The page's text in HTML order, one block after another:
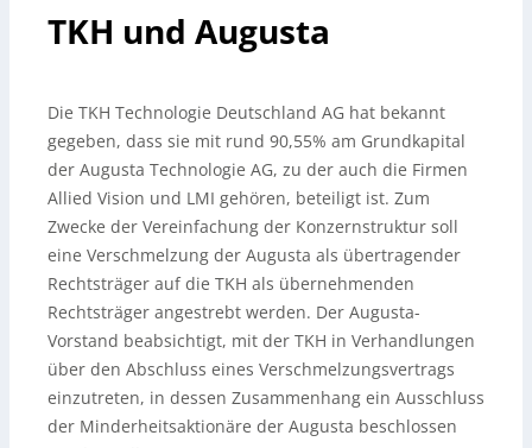
TKH und Augusta
Die TKH Technologie Deutschland AG hat bekannt
gegeben, dass sie mit rund 90,55% am Grundkapital
der Augusta Technologie AG, zu der auch die Firmen
Allied Vision und LMI gehören, beteiligt ist. Zum
Zwecke der Vereinfachung der Konzernstruktur soll
eine Verschmelzung der Augusta als übertragender
Rechtsträger auf die TKH als übernehmenden
Rechtsträger angestrebt werden. Der Augusta-
Vorstand beabsichtigt, mit der TKH in Verhandlungen
über den Abschluss eines Verschmelzungsvertrags
einzutreten, in dessen Zusammenhang ein Ausschluss
der Minderheitsaktionäre der Augusta beschlossen